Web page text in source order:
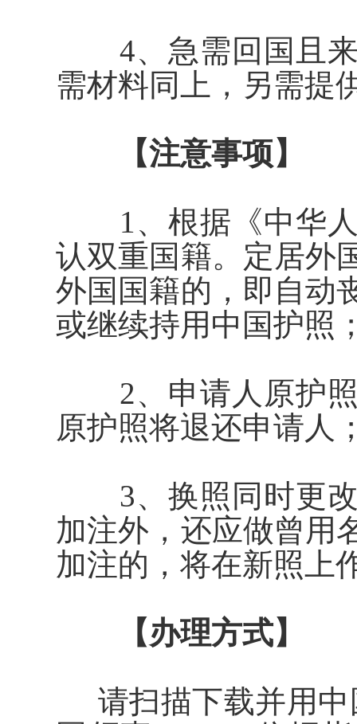
4、急需回国且来
需材料同上，另需提
【注意事项】
1、根据《中华人
认双重国籍。定居外
外国国籍的，即自动
或继续持用中国护照
2、申请人原护照
原护照将退还申请人
3、换照同时更改
加注外，还应做曾用
加注的， 将在新照上
【办理方式】
请扫描下载并用